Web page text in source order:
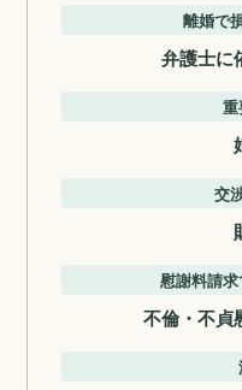
離婚で
弁護士に
交
慰謝料請
不倫・不貞